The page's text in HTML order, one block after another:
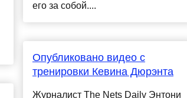
его за собой....
Опубликовано видео с
тренировки Кевина Дюрэнта
Журналист The Nets Daily Энтони